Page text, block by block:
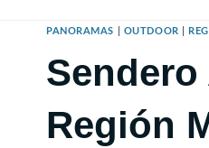
PANORAMAS OUTDOOR
Región